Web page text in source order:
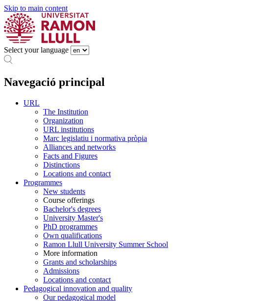
Skip to main content
Select your language
Navegació principal
URL
The Institution
Organization
URL institutions
Marc legislatiu i normativa pròpia
Alliances and networks
Facts and Figures
Distinctions
Locations and contact
Programmes
New students
Course offerings
Bachelor's degrees
University Master's
PhD programmes
Own qualifications
Ramon Llull University Summer School
More information
Grants and scholarships
Admissions
Locations and contact
Pedagogical innovation and quality
Our pedagogical model